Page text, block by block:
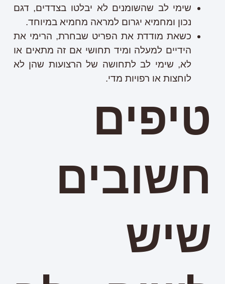
שימי לב שהשומנים לא יבלטו בצדדים, דגם
נכון ומחמיא יגרום למראה מחמיא במיוחד.
כשאת מודדת את הפריט שבחרת, הרימי את
הידיים למעלה ומיד תחושי אם זה מתאים או
לא, שימי לב לתחושה של הרצועות שהן לא
לוחצות או רפויות מדי.
טיפים
חשובים
שיש